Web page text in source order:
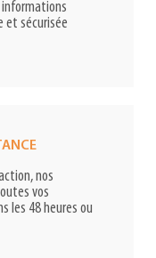
et sécurisée
nos
vos
les 48 heures ou